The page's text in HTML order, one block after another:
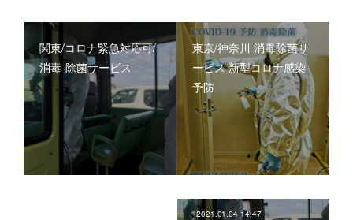
関東/コロナ緊急対応可/
消毒-除菌サービス
東京/神奈川 消毒除菌サ
ービス 新型コロナ感染
予防
2021.01.04 14:47